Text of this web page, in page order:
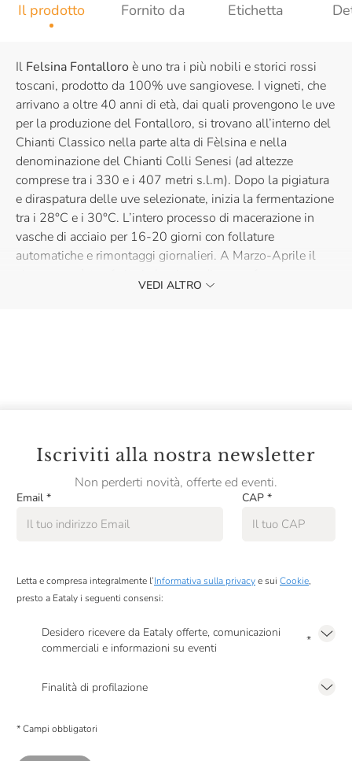
Il prodotto Fornito da Etichetta
Il Felsina Fontalloroè uno tra i più nobili e storici rossi
toscani, prodotto da 100% uve sangiovese. I vigneti, che
arrivano a oltre 40 anni di età, dai quali provengono le uve
per la produzione del Fontalloro, si trovano all’interno del
Chianti Classico nella parte alta di Fèlsina e nella
denominazione del Chianti Colli Senesi (ad altezze
comprese tra i 330 e i 407 metri s.l.m). Dopo la pigiatura
e diraspatura delle uve selezionate, inizia la fermentazione
tra i 28°C e i 30°C. L’intero processo di macerazione in
vasche di acciaio per 16-20 giorni con follature
automatiche e rimontaggi giornalieri. A Marzo-Aprile il
e di primi passaggio, dopo 18-22 mesi di maturazione ne
accentuate ditabacco e terra bagnata (ma anche polvere
palato riflette una buona tannicità e consistenza di tannini,
al retrogusto. Ottima longevità nelle grandi annate.
Eccellente con primi robusti come pappardelle al sugo di
lepre o con secondi di carne come pepato dell'Impruneta o
fiorentina alla brace.
VEDI ALTRO
Iscriviti alla nostra newsletter
Non perderti novità, offerte ed eventi.
Email * CAP *
Letta e compresa integralmente l’Informativa sulla privacye sui Cookie,
presto a Eataly i seguenti consensi:
Desidero ricevere da Eataly offerte, comunicazioni
commerciali e informazioni su eventi
*
Finalità di profilazione
comunicazioni commerciali personalizzate, in caso di consenso prestato ai
* Campi obbligatori